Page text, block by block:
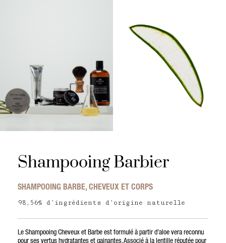
Shampooing Barbier
SHAMPOOING BARBE, CHEVEUX ET CORPS
98,56% d’ingrédients d’origine naturelle
Le Shampooing Cheveux et Barbe est formulé à partir d’aloe vera reconnu